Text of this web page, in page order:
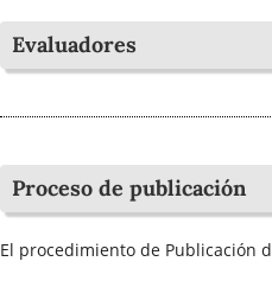
Evaluadores
Proceso de publicación
El procedimiento de Publicación